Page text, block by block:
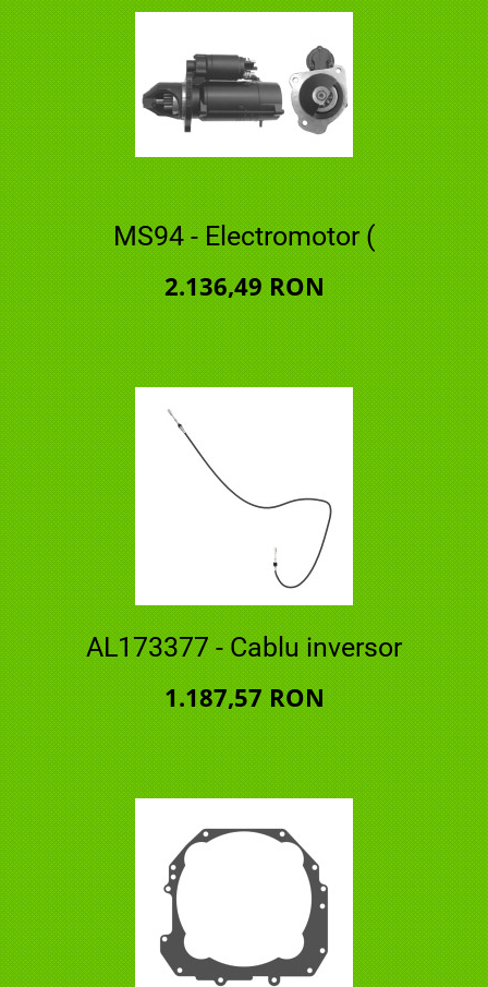
MS94 - Electromotor (
2.136,49 RON
AL173377 - Cablu inversor
1.187,57 RON